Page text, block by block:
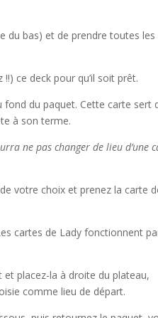
du bas) et de prendre toutes les
ce deck pour qu’il soit prêt.
du paquet. Cette carte sert
à son terme.
ne pas changer de lieu d’une
votre choix et prenez la carte
cartes de Lady fonctionnent
placez-la à droite du plateau,
comme lieu de départ.